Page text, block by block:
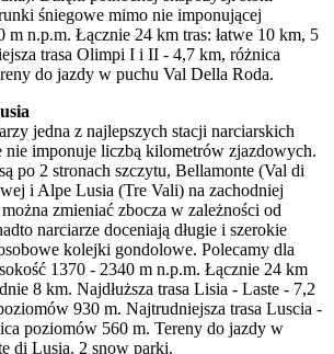
śniegowe mimo nie imponującej
m n.p.m. Łącznie 24 km tras: łatwe 10 km, 5
trasa Olimpi I i II - 4,7 km, różnica
do jazdy w puchu Val Della Roda.
jedna z najlepszych stacji narciarskich
imponuje liczbą kilometrów zjazdowych.
po 2 stronach szczytu, Bellamonte (Val di
i Alpe Lusia (Tre Vali) na zachodniej
zmieniać zbocza w zależności od
narciarze doceniają długie i szerokie
kolejki gondolowe. Polecamy dla
1370 - 2340 m n.p.m. Łącznie 24 km
8 km. Najdłuższa trasa Lisia - Laste - 7,2
930 m. Najtrudniejsza trasa Luscia -
poziomów 560 m. Tereny do jazdy w
di Lusia. 2 snow parki.